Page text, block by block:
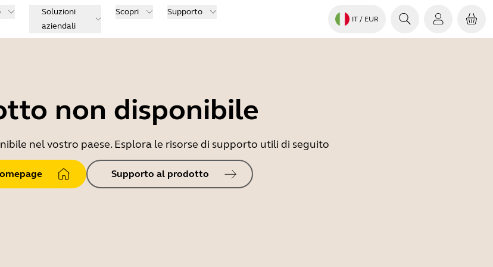
Soluzioni
aziendali
Scopri Supporto
IT / EUR
non disponibile
nel vostro paese. Esplora le risorse di supporto utili di seguito
Supporto al prodotto